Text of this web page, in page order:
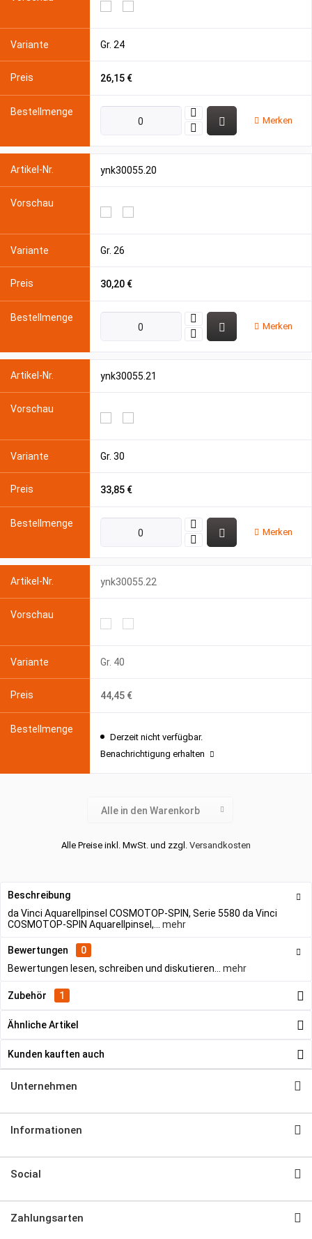
Gr. 24
26,15 €
Merken
ynk30055.20
Gr. 26
30,20 €
Merken
ynk30055.21
Gr. 30
33,85 €
Merken
ynk30055.22
Gr. 40
44,45 €
Derzeit nicht verfügbar.
Benachrichtigung erhalten
Alle Preise inkl. MwSt. und zzgl. Versandkosten
Alle in den Warenkorb
Beschreibung
da Vinci Aquarellpinsel COSMOTOP-SPIN, Serie 5580 da Vinci
COSMOTOP-SPIN Aquarellpinsel,...
mehr
Bewertungen
0
Bewertungen lesen, schreiben und diskutieren...
mehr
Zubehör 1
Ähnliche Artikel
Kunden kauften auch
Unternehmen
Informationen
Social
Zahlungsarten